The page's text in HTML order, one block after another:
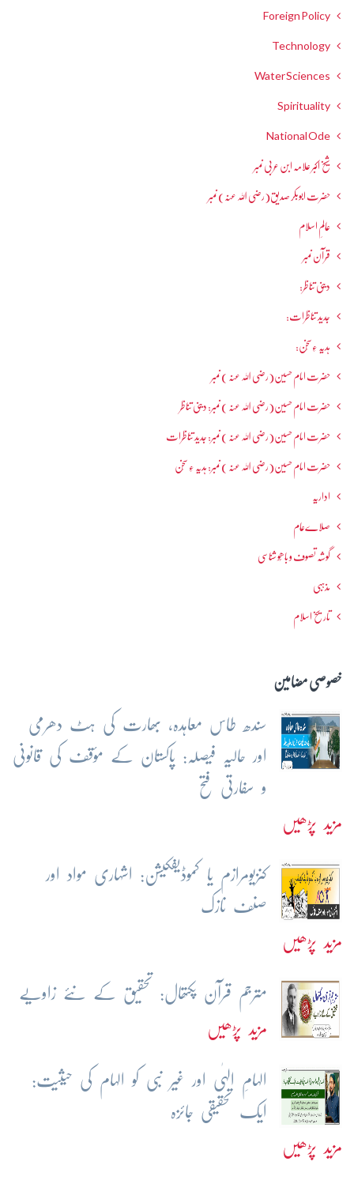
Foreign Policy
Technology
Water Sciences
Spirituality
National Ode
شیخ اکبر علامہ ابن عربی نمبر
حضرت ابوبکر صدیق(رضی اللہ عنہ) نمبر
عالمِ اسلام
قرآن نمبر
دینی تناظر:
جدید تناظرات:
ہدیہ ءِسُخن:
حضرت امام حسین(رضی اللہ عنہ ) نمبر
حضرت امام حسین(رضی اللہ عنہ ) نمبر: دینی تناظر
حضرت امام حسین(رضی اللہ عنہ ) نمبر: جدید تناظرات
حضرت امام حسین(رضی اللہ عنہ ) نمبر: ہدیہ ءِ سُخن
اداریہ
صلاےعام
گوشہ تصوف و باھُو شناسی
مذہبی
تاریخ اسلام
خصوصی مضامین
سندھ طاس معاہدہ، بھارت کی ہٹ دھرمی
اور حالیہ فیصلہ: پاکستان کے مؤقف کی قانونی
و سفارتی فتح
مزید پڑھیں
کنزیومرازم یا کموڈیفکیشن: اشہاری مواد اور
صنف نازک
مزید پڑھیں
مترجم قرآن پکتھال: تحقیق کے نئے زاویے
مزید پڑھیں
الہامِ الہٰی اور غیر نبی کو الہام کی حیثیت:
ایک تحقیقی جائزہ
مزید پڑھیں